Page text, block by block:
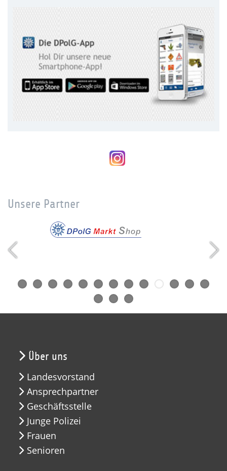
Unsere Partner
Über uns
Landesvorstand
Ansprechpartner
Geschäftsstelle
Junge Polizei
Frauen
Senioren